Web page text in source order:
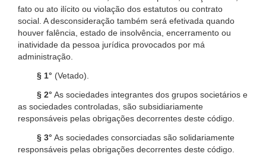
fato ou ato ilícito ou violação dos estatutos ou contrato
social. A desconsideração também será efetivada quando
houver falência, estado de insolvência, encerramento ou
inatividade da pessoa jurídica provocados por má
administração.
§ 1° (Vetado).
§ 2° As sociedades integrantes dos grupos societários e
as sociedades controladas, são subsidiariamente
responsáveis pelas obrigações decorrentes deste código.
§ 3° As sociedades consorciadas são solidariamente
responsáveis pelas obrigações decorrentes deste código.